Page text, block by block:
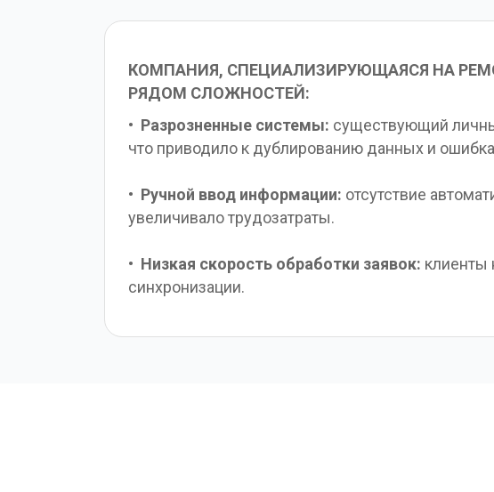
• Разрозненные системы: существующий
что приводило к дублированию данных и
• Ручной ввод информации: отсутствие
увеличивало трудозатраты.
• Низкая скорость обработки заявок: клиенты
синхронизации.
КОМПАНИЯ, СПЕЦИАЛИЗИРУЮЩАЯСЯ НА
РЯДОМ СЛОЖНОСТЕЙ: